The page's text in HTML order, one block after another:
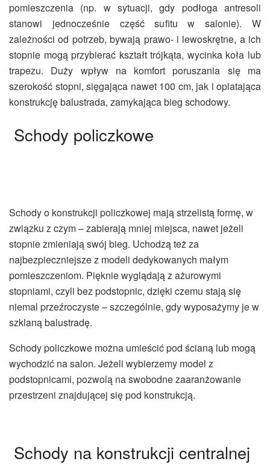
pomieszczenia (np. w sytuacji, gdy podłoga antresoli
stanowi jednocześnie część sufitu w salonie). W
zależności od potrzeb, bywają prawo- i lewoskrętne, a ich
stopnie mogą przybierać kształt trójkąta, wycinka koła lub
trapezu. Duży wpływ na komfort poruszania się ma
szerokość stopni, sięgająca nawet 100 cm, jak i oplatająca
konstrukcję balustrada, zamykająca bieg schodowy.
Schody policzkowe
Schody o konstrukcji policzkowej mają strzelistą formę, w
związku z czym – zabierają mniej miejsca, nawet jeżeli
stopnie zmieniają swój bieg. Uchodzą też za
najbezpieczniejsze z modeli dedykowanych małym
pomieszczeniom. Pięknie wyglądają z ażurowymi
stopniami, czyli bez podstopnic, dzięki czemu stają się
niemal przeźroczyste – szczególnie, gdy wyposażymy je w
szklaną balustradę.
Schody policzkowe można umieścić pod ścianą lub mogą
wychodzić na salon. Jeżeli wybierzemy model z
podstopnicami, pozwolą na swobodne zaaranżowanie
przestrzeni znajdującej się pod konstrukcją.
Schody na konstrukcji centralnej